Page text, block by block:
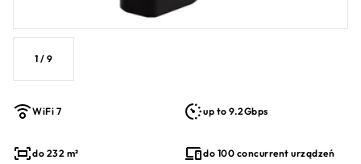
Compatible z any internet service provider
1 / 9
WiFi 7 up to 9.2Gbps
do 232 m² do 100 concurrent urządzeń